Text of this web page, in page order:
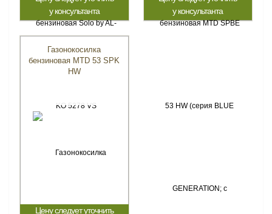
у консультанта
у консультанта
Газонокосилка
бензиновая MTD 53 SPK
HW
Цену следует уточнить